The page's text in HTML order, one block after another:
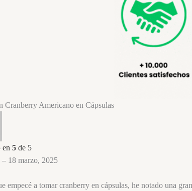
Cranberry Americano en Cápsulas
en 5 de 5
– 18 marzo, 2025
empecé a tomar cranberry en cápsulas, he notado una